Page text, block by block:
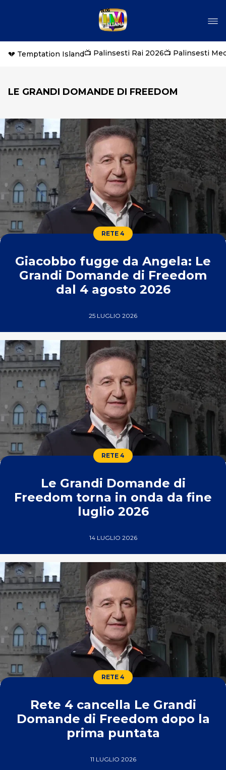
💔 Temptation Island📺 Palinsesti Rai 2026📺 Palinsesti
LE GRANDI DOMANDE DI FREEDOM
RETE 4
Giacobbo fugge da Angela: Le
Grandi Domande di Freedom
dal 4 agosto 2026
25 LUGLIO 2026
RETE 4
Le Grandi Domande di
Freedom torna in onda da fine
luglio 2026
14 LUGLIO 2026
RETE 4
Rete 4 cancella Le Grandi
Domande di Freedom dopo la
prima puntata
11 LUGLIO 2026